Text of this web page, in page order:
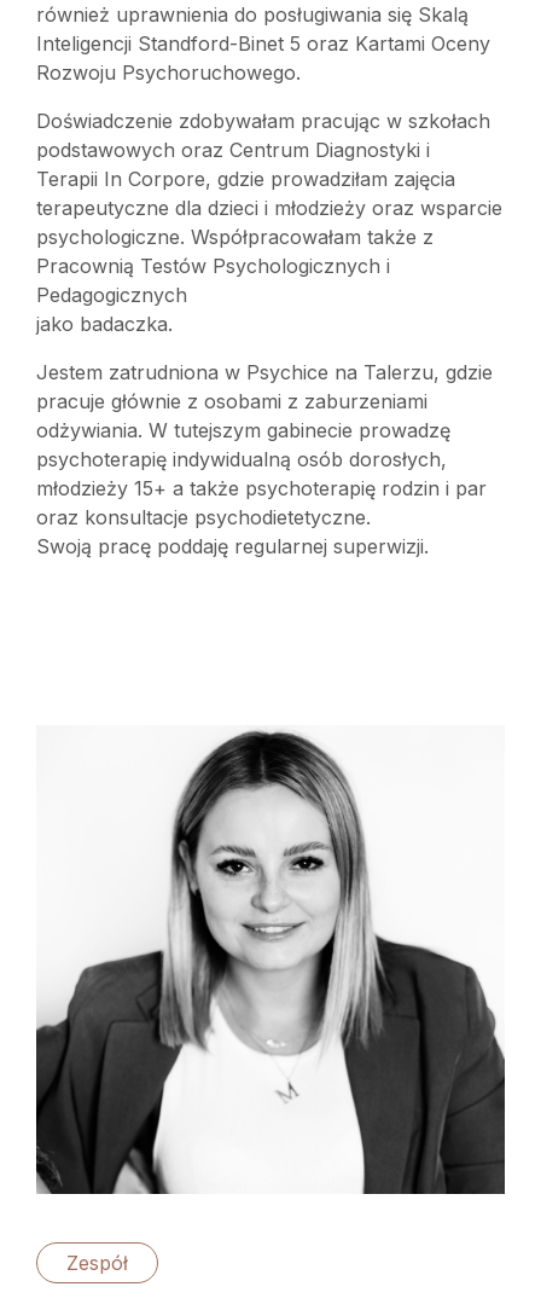
również uprawnienia do posługiwania się Skalą
Inteligencji Standford-Binet 5 oraz Kartami Oceny
Rozwoju Psychoruchowego.
Doświadczenie zdobywałam pracując w szkołach
podstawowych oraz Centrum Diagnostyki i
Terapii In Corpore, gdzie prowadziłam zajęcia
terapeutyczne dla dzieci i młodzieży oraz wsparcie
psychologiczne. Współpracowałam także z
Pracownią Testów Psychologicznych i
Pedagogicznych
jako badaczka.
Jestem zatrudniona w Psychice na Talerzu, gdzie
pracuje głównie z osobami z zaburzeniami
odżywiania. W tutejszym gabinecie prowadzę
psychoterapię indywidualną osób dorosłych,
młodzieży 15+ a także psychoterapię rodzin i par
oraz konsultacje psychodietetyczne.
Swoją pracę poddaję regularnej superwizji.
Zespół